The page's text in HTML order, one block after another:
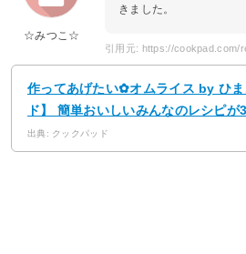
☆みつこ☆
きました。
作ってあげたい✿オムライス by ひ
ド】 簡単おいしいみんなのレシピが
出典: クックパッド